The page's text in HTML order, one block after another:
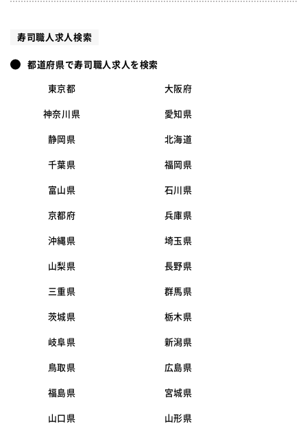
寿司職人求人検索
都道府県で寿司職人求人を検索
東京都 大阪府
神奈川県 愛知県
静岡県 北海道
千葉県 福岡県
富山県 石川県
京都府 兵庫県
沖縄県 埼玉県
山梨県 長野県
三重県 群馬県
茨城県 栃木県
岐阜県 新潟県
鳥取県 広島県
福島県 宮城県
山口県 山形県